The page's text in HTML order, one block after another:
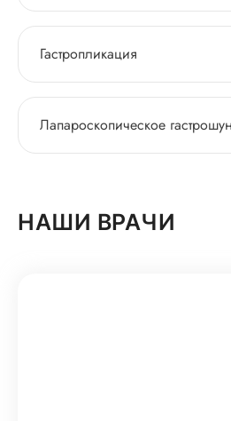
Гастропликация
Лапароскопическое
НАШИ ВРАЧИ